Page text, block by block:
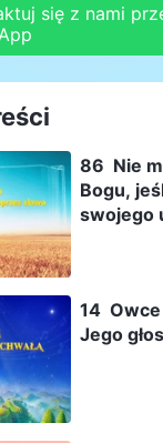
się z nami
86 Nie
Bogu,
swojego
14 Owce
Jego